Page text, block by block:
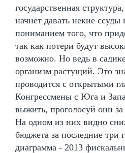
государственная
начнет давать некие ссуды
пониманием того, что
так как потери будут
возможно. Но ведь в
организм растущий. Это
проводится с открытыми
Конгрессмены с Юга и
выжить, проголосуй они
На одном из них видно
бюджета за последние три
диаграмма - 2013